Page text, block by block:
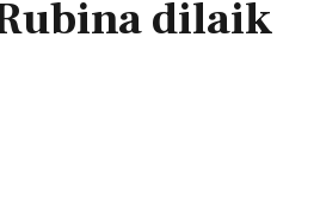
dilaik